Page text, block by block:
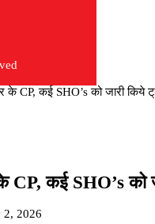
के CP, कई SHO’s को जारी किये
कई SHO’s को
2, 2026